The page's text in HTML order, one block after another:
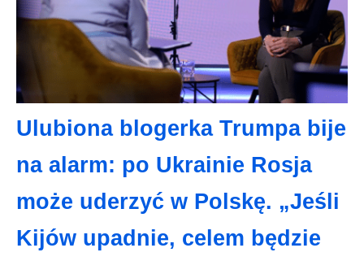
Ulubiona blogerka Trumpa bije
na alarm: po Ukrainie Rosja
może uderzyć w Polskę. „Jeśli
Kijów upadnie, celem będzie